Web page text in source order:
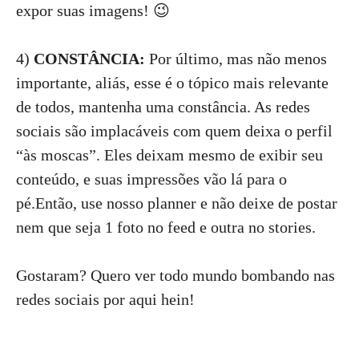
expor suas imagens! 😉
4) CONSTÂNCIA: Por último, mas não menos
importante, aliás, esse é o tópico mais relevante
de todos, mantenha uma constância. As redes
sociais são implacáveis com quem deixa o perfil
“às moscas”. Eles deixam mesmo de exibir seu
conteúdo, e suas impressões vão lá para o
pé.Então, use nosso planner e não deixe de postar
nem que seja 1 foto no feed e outra no stories.
Gostaram? Quero ver todo mundo bombando nas
redes sociais por aqui hein!